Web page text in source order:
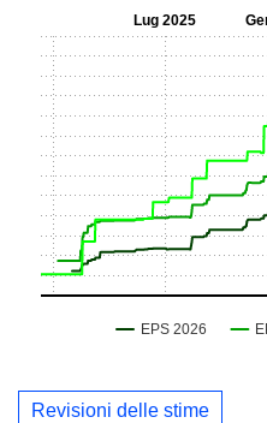
Revisioni delle stime